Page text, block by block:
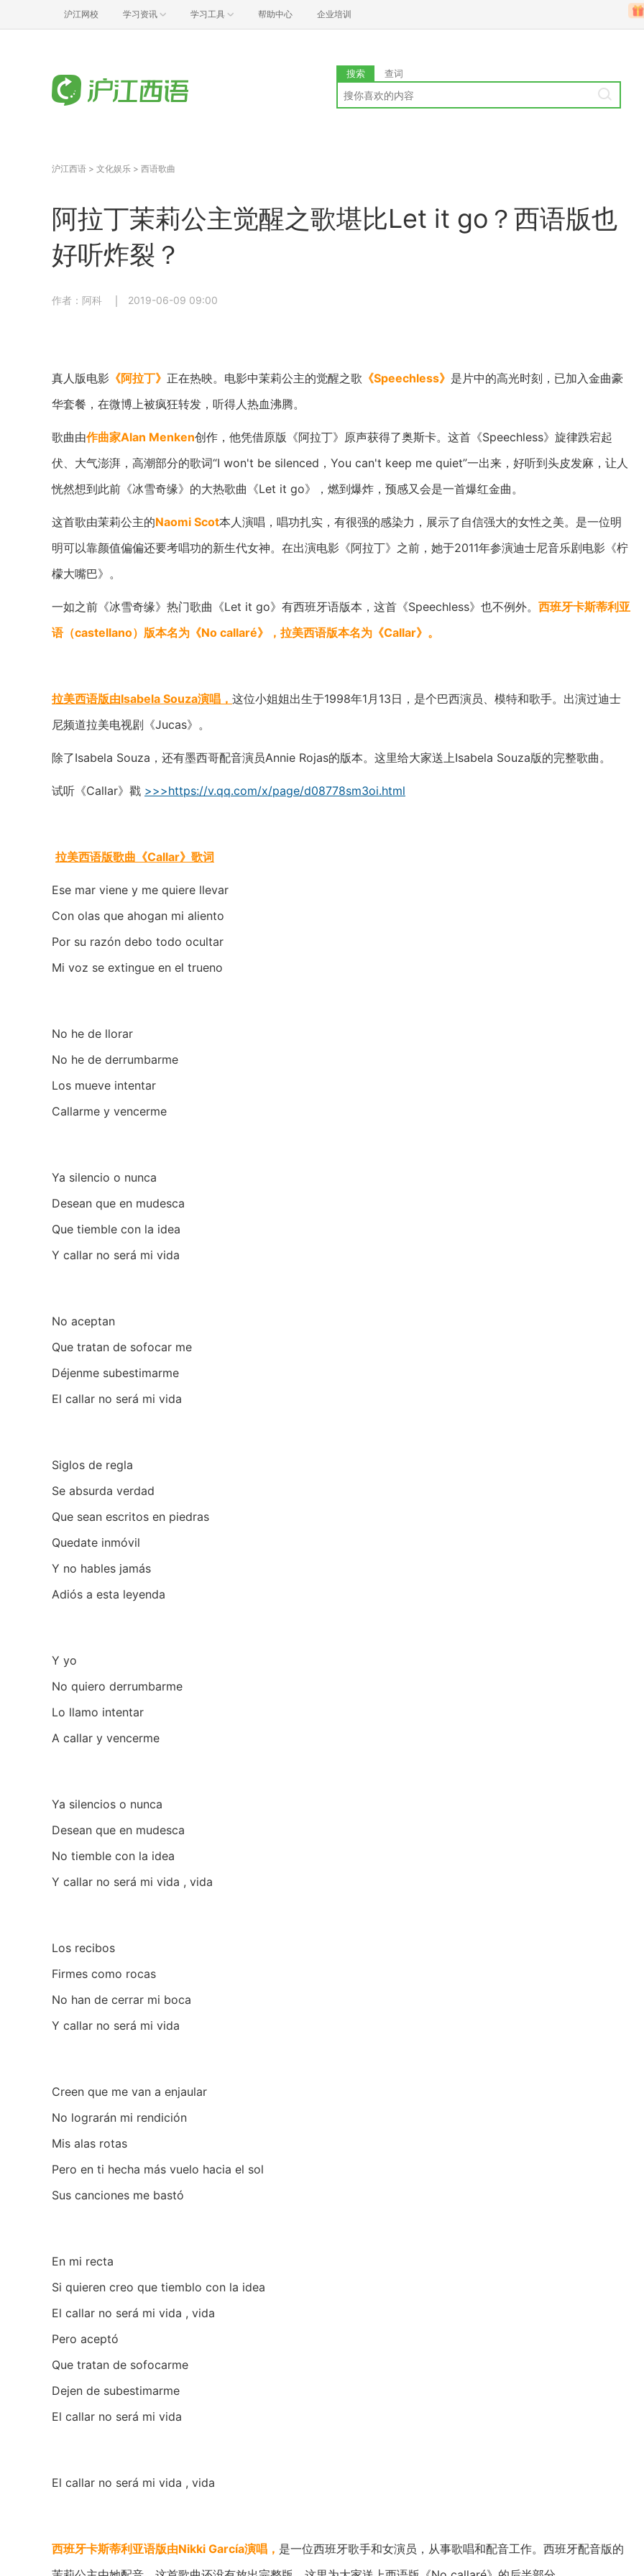
沪江网校 学习资讯 学习工具 帮助中心 企业培训
搜索 查词
沪江西语 > 文化娱乐 > 西语歌曲
阿拉丁茉莉公主觉醒之歌堪比Let it go？西语版也
好听炸裂？
作者：阿科 2019-06-09 09:00
真人版电影 《阿拉丁》 正在热映。电影中茉莉公主的觉醒之歌 《Speechless》 是片中的高光时刻，已加入金曲豪
华套餐，在微博上被疯狂转发，听得人热血沸腾。
歌曲由作曲家Alan Menken创作，他凭借原版《阿拉丁》原声获得了奥斯卡。这首《Speechless》旋律跌宕起
伏、大气澎湃，高潮部分的歌词“I won't be silenced，You can't keep me quiet”一出来，好听到头皮发麻，让人
恍然想到此前《冰雪奇缘》的大热歌曲《Let it go》，燃到爆炸，预感又会是一首爆红金曲。
这首歌由茉莉公主的Naomi Scot本人演唱，唱功扎实，有很强的感染力，展示了自信强大的女性之美。是一位明
明可以靠颜值偏偏还要考唱功的新生代女神。在出演电影《阿拉丁》之前，她于2011年参演迪士尼音乐剧电影《柠
檬大嘴巴》。
一如之前《冰雪奇缘》热门歌曲《Let it go》有西班牙语版本，这首《Speechless》也不例外。 西班牙卡斯蒂利亚
语（castellano）版本名为《No callaré》，拉美西语版本名为《Callar》。
拉美西语版由Isabela Souza演唱， 这位小姐姐出生于1998年1月13日，是个巴西演员、模特和歌手。出演过迪士
尼频道拉美电视剧《Jucas》。
除了Isabela Souza，还有墨西哥配音演员Annie Rojas的版本。这里给大家送上Isabela Souza版的完整歌曲。
试听《Callar》戳 >>>https://v.qq.com/x/page/d08778sm3oi.html
拉美西语版歌曲《Callar》歌词
Ese mar viene y me quiere llevar
Con olas que ahogan mi aliento
Por su razón debo todo ocultar
Mi voz se extingue en el trueno
No he de llorar
No he de derrumbarme
Los mueve intentar
Callarme y vencerme
Ya silencio o nunca
Desean que en mudesca
Que tiemble con la idea
Y callar no será mi vida
No aceptan
Que tratan de sofocar me
Déjenme subestimarme
El callar no será mi vida
Siglos de regla
Se absurda verdad
Que sean escritos en piedras
Quedate inmóvil
Y no hables jamás
Adiós a esta leyenda
Y yo
No quiero derrumbarme
Lo llamo intentar
A callar y vencerme
Ya silencios o nunca
Desean que en mudesca
No tiemble con la idea
Y callar no será mi vida , vida
Los recibos
Firmes como rocas
No han de cerrar mi boca
Y callar no será mi vida
Creen que me van a enjaular
No lograrán mi rendición
Mis alas rotas
Pero en ti hecha más vuelo hacia el sol
Sus canciones me bastó
En mi recta
Si quieren creo que tiemblo con la idea
El callar no será mi vida , vida
Pero aceptó
Que tratan de sofocarme
Dejen de subestimarme
El callar no será mi vida
El callar no será mi vida , vida
西班牙卡斯蒂利亚语版由Nikki García演唱， 是一位西班牙歌手和女演员，从事歌唱和配音工作。西班牙配音版的